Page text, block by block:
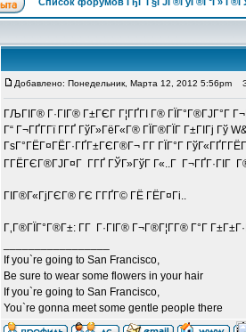
Добавлено: Понедельник, Марта 12, 2012 5:56pm
ГЉГІГ® Г·ГІГ® Г±ГЄГ Г¦ГҐГІ Г® ГЇГ°Г®ГЈГ°Г
Г“ Г¬ГҐГ­Гї Г­ГҐ ГўГ»ГёГ«Г® ГЇГ®ГЇГ Г±ГІГј
ГѕГ°ГЁГ¤ГЁГ·ГҐГ±ГЄГ®Г¬ Г­Г ГЇГ°Г
Г­ГЁГЄГ®ГЈГ¤Г Г­ГҐ ГЎГ»ГўГ Г«..Г Г¬ГҐГ·ГІГ
ГІГ®Г«ГјГЄГ® ГЄ Г­ГҐГ© ГЁ ГЁГ¤Гі..
Г‚Г®ГЇГ°Г®Г±: Г­Г Г·ГІГ® Г¬Г®Г¦Г­Г® Г°Г
If you`re going to San Francisco,
Be sure to wear some flowers in your hair
If you`re going to San Francisco,
You`re gonna meet some gentle people there